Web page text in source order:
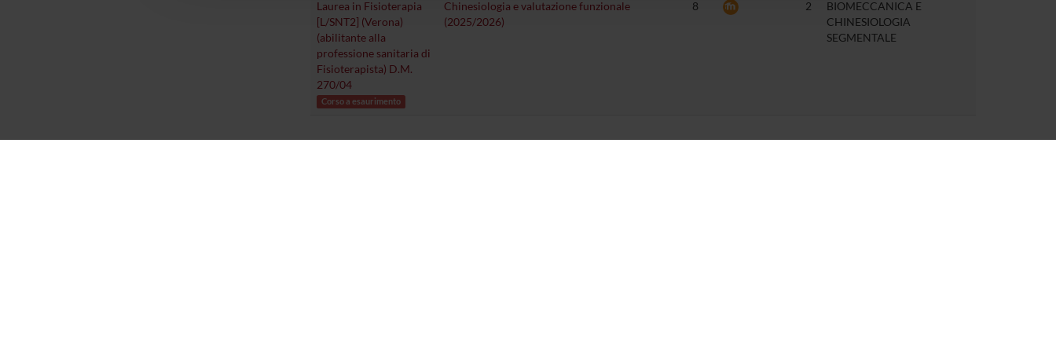
Laurea in Fisioterapia
[L/SNT2] (Verona)
(abilitante alla
professione sanitaria di
Fisioterapista) D.M.
270/04
Corso a esaurimento
Chinesiologia e valutazione funzionale
(2025/2026)
8 2
BIOMECCANICA E
CHINESIOLOGIA
SEGMENTALE